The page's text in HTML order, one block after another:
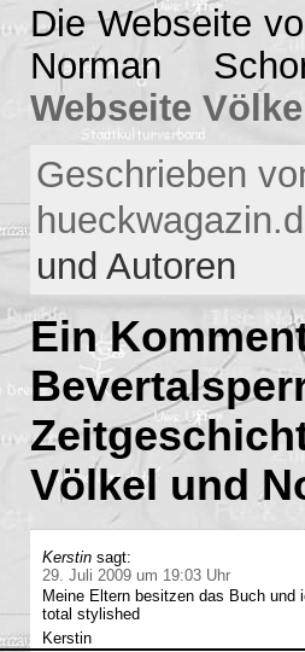
Die Webseite
Norman
Webseite
Geschrieben
und Autoren
Ein
Völkel und
Kerstin sagt:
29. Juli 2009 um 19:03 Uhr
Meine Eltern besitzen das Buch
total stylished
Kerstin